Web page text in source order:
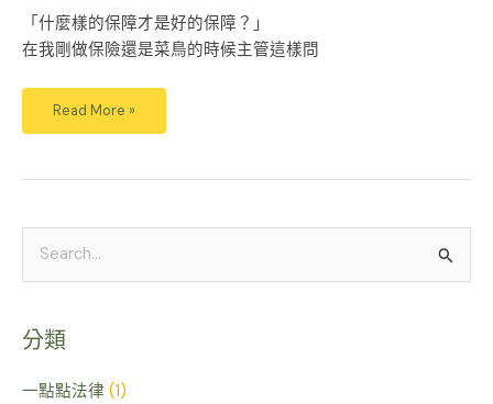
「什麼樣的保障才是好的保障？」
在我剛做保險還是菜鳥的時候主管這樣問
Read More »
鍵
字
分類
一點點法律 (1)